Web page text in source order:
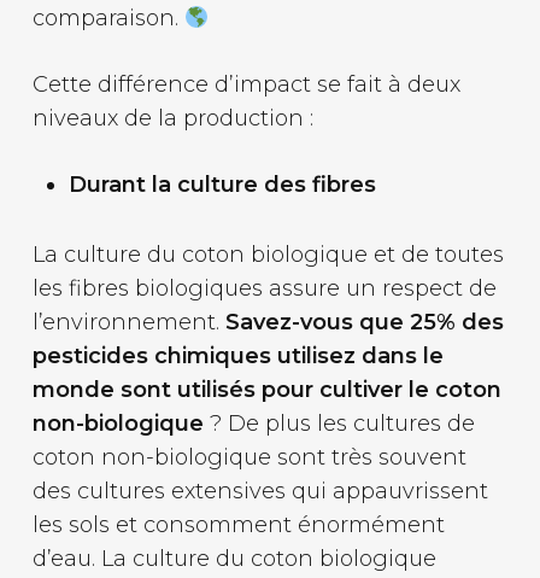
comparaison.
Cette différence d’impact se fait à deux
niveaux de la production :
Durant la culture des fibres
La culture du coton biologique et de toutes
les fibres biologiques assure un respect de
l’environnement. Savez-vous que 25% des
pesticides chimiques utilisez dans le
monde sont utilisés pour cultiver le coton
non-biologique ? De plus les cultures de
coton non-biologique sont très souvent
des cultures extensives qui appauvrissent
les sols et consomment énormément
d’eau. La culture du coton biologique